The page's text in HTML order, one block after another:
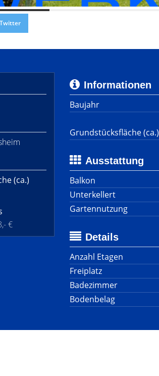
Twitter
(ca.)
€
Informationen
Baujahr
Grundstücksfläche (ca.)
Ausstattung
Balkon
Unterkellert
Gartennutzung
Details
Anzahl Etagen
Freiplatz
Badezimmer
Bodenbelag